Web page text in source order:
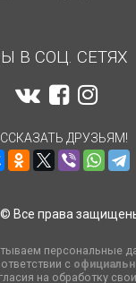
В СОЦ. СЕТЯХ
ДРУЗЬЯМ!
Все права
персональные
с
на обработку